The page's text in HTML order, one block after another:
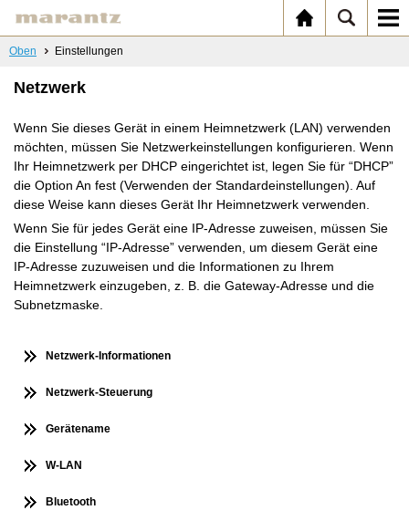
Oben Einstellungen
Netzwerk
Wenn Sie dieses Gerät in einem Heimnetzwerk (LAN) verwenden
möchten, müssen Sie Netzwerkeinstellungen konfigurieren. Wenn
Ihr Heimnetzwerk per DHCP eingerichtet ist, legen Sie für “DHCP”
die Option An fest (Verwenden der Standardeinstellungen). Auf
diese Weise kann dieses Gerät Ihr Heimnetzwerk verwenden.
Wenn Sie für jedes Gerät eine IP-Adresse zuweisen, müssen Sie
die Einstellung “IP-Adresse” verwenden, um diesem Gerät eine
IP-Adresse zuzuweisen und die Informationen zu Ihrem
Heimnetzwerk einzugeben, z. B. die Gateway-Adresse und die
Subnetzmaske.
Netzwerk-Informationen
Netzwerk-Steuerung
Gerätename
W-LAN
Bluetooth